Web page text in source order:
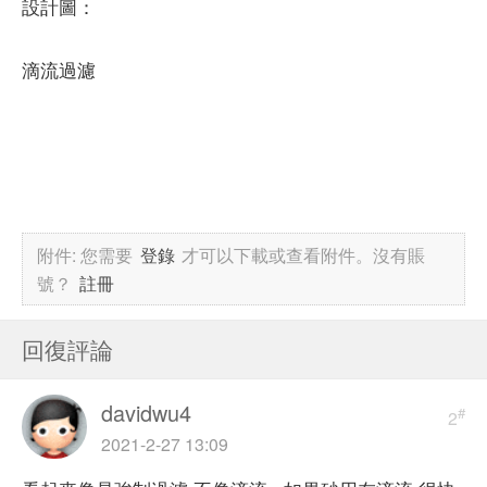
設計圖：
滴流過濾
附件:您需要 登錄 才可以下載或查看附件。沒有賬
號？ 註冊
回復評論
2#
davidwu4
2021-2-27 13:09